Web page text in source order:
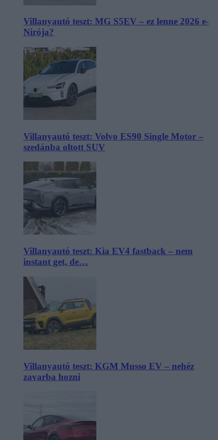
Villanyautó teszt: MG S5EV – ez lenne 2026 e-
Nirója?
Villanyautó teszt: Volvo ES90 Single Motor –
szedánba oltott SUV
Villanyautó teszt: Kia EV4 fastback – nem
instant get, de…
Villanyautó teszt: KGM Musso EV – nehéz
zavarba hozni